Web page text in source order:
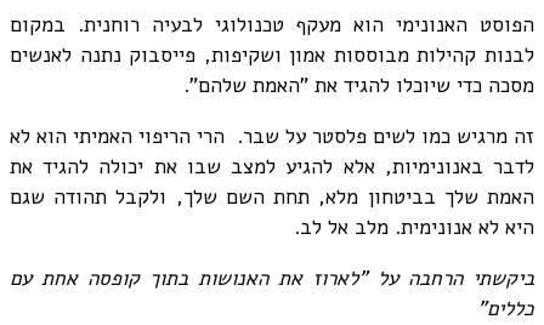
הפוסט האנונימי הוא מעקף טכנולוגי לבעיה רוחנית. במקום
לבנות קהילות מבוססות אמון ושקיפות, פייסבוק נתנה לאנשים
מסכה כדי שיוכלו להגיד את "האמת שלהם".
זה מרגיש כמו לשים פלסטר על שבר. הרי הריפוי האמיתי הוא לא
לדבר באנונימיות, אלא להגיע למצב שבו את יכולה להגיד את
האמת שלך בביטחון מלא, תחת השם שלך, ולקבל תהודה שגם
היא לא אנונימית. מלב אל לב.
ביקשתי הרחבה על "לארוז את האנושות בתוך קופסה אחת עם
כללים"